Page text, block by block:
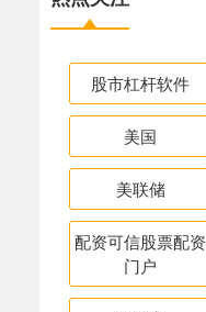
股市杠杆软件
美国
美联储
配资可信股票配资
门户